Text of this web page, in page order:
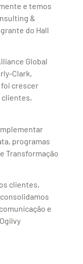
e temos
&
do Hall
Global
Clark,
foi crescer
clientes,
programas
Transformação
clientes,
e